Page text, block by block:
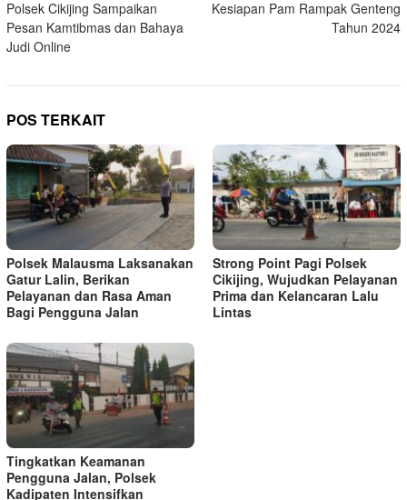
Polsek Cikijing Sampaikan
Pesan Kamtibmas dan Bahaya
Judi Online
Kesiapan Pam Rampak Genteng
Tahun 2024
POS TERKAIT
Polsek Malausma Laksanakan
Gatur Lalin, Berikan
Pelayanan dan Rasa Aman
Bagi Pengguna Jalan
Strong Point Pagi Polsek
Cikijing, Wujudkan Pelayanan
Prima dan Kelancaran Lalu
Lintas
Tingkatkan Keamanan
Pengguna Jalan, Polsek
Kadipaten Intensifkan